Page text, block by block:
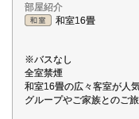
部屋紹介
和室16畳
※バスなし
全室禁煙
和室16畳の広々客室が人
グループやご家族とのご